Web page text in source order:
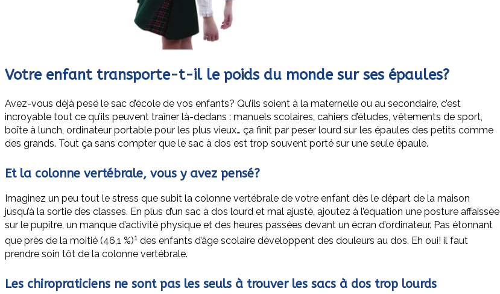
Votre enfant transporte-t-il le poids du monde sur ses épaules?
Avez-vous déjà pesé le sac d’école de vos enfants? Qu’ils soient à la maternelle ou au secondaire, c’est
incroyable tout ce qu’ils peuvent traîner là-dedans : manuels scolaires, cahiers d’études, vêtements de sport,
boîte à lunch, ordinateur portable pour les plus vieux… ça finit par peser lourd sur les épaules des petits comme
des grands. Tout ça sans compter que le sac à dos est trop souvent porté sur une seule épaule.
Et la colonne vertébrale, vous y avez pensé?
Imaginez un peu tout le stress que subit la colonne vertébrale de votre enfant dès le départ de la maison
jusqu’à la sortie des classes. En plus d’un sac à dos lourd et mal ajusté, ajoutez à l’équation une posture affaissée
sur le pupitre, un manque d’activité physique et des heures passées devant un écran d’ordinateur. Pas étonnant
que près de la moitié (46,1 %)1 des enfants d’âge scolaire développent des douleurs au dos. Eh oui! il faut
prendre soin tôt de la colonne vertébrale.
Les chiropraticiens ne sont pas les seuls à trouver les sacs à dos trop lourds